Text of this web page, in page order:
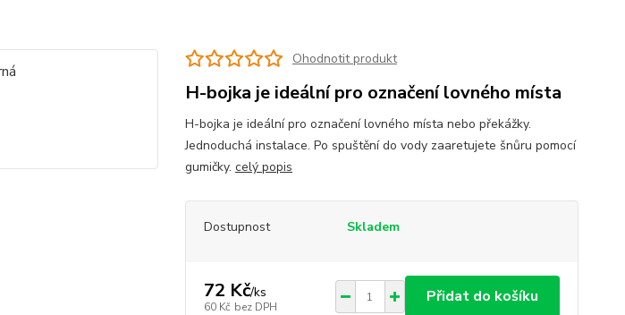
Ohodnotit produkt
H-bojka je ideální pro označení lovného místa
H-bojka je ideální pro označení lovného místa nebo překážky.
Jednoduchá instalace. Po spuštění do vody zaaretujete šnůru pomocí
gumičky. celý popis
Dostupnost Skladem
72 Kč/ks
60 Kč bez DPH
Přidat do košíku